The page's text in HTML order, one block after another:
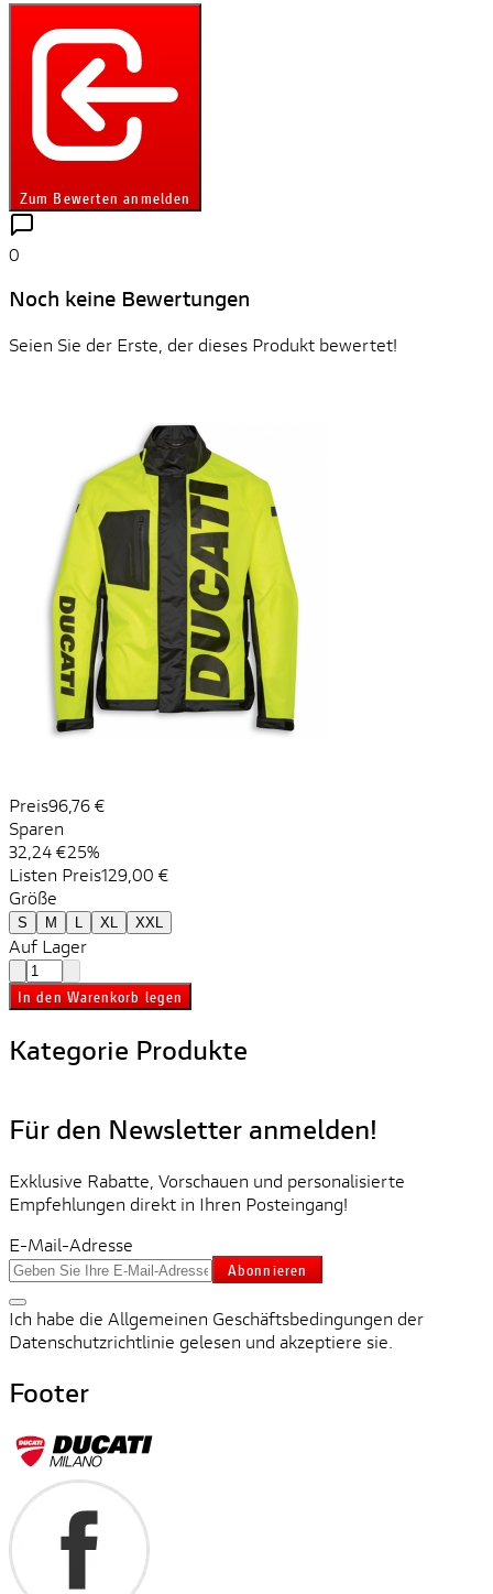
Zum Bewerten anmelden
0
Noch keine Bewertungen
Seien Sie der Erste, der dieses Produkt bewertet!
Preis96,76 €
Sparen
32,24 €25%
Listen Preis129,00 €
Größe
S M XL XXL
Auf Lager
In den Warenkorb legen
Kategorie Produkte
Für den Newsletter anmelden!
Exklusive Rabatte, Vorschauen und personalisierte
Empfehlungen direkt in Ihren Posteingang!
E-Mail-Adresse
Abonnieren
Ich habe die Allgemeinen Geschäftsbedingungen der
Datenschutzrichtlinie gelesen und akzeptiere sie.
Footer